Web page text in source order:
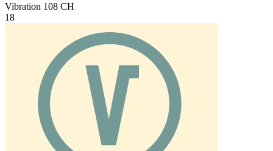
Vibration 108 CH
18